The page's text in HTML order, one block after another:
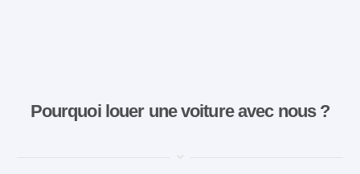
Pourquoi louer une voiture avec nous ?